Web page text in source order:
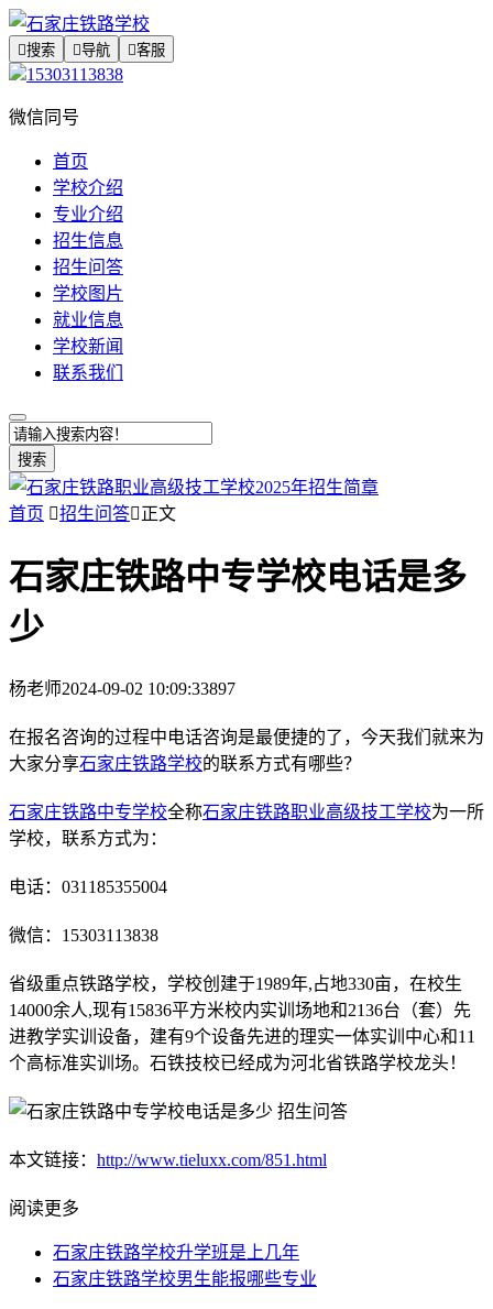
搜索 导航 客服
15303113838
微信同号
首页
学校介绍
专业介绍
招生信息
招生问答
学校图片
就业信息
学校新闻
联系我们
搜索
首页 招生问答正文
石家庄铁路中专学校电话是多
少
杨老师2024-09-02 10:09:33897
在报名咨询的过程中电话咨询是最便捷的了，今天我们就来为
大家分享石家庄铁路学校的联系方式有哪些？
石家庄铁路中专学校全称石家庄铁路职业高级技工学校为一所
学校，联系方式为：
电话：031185355004
微信：15303113838
省级重点铁路学校，学校创建于1989年,占地330亩，在校生
14000余人,现有15836平方米校内实训场地和2136台（套）先
进教学实训设备，建有9个设备先进的理实一体实训中心和11
个高标准实训场。石铁技校已经成为河北省铁路学校龙头！
本文链接： http://www.tieluxx.com/851.html
阅读更多
石家庄铁路学校升学班是上几年
石家庄铁路学校男生能报哪些专业